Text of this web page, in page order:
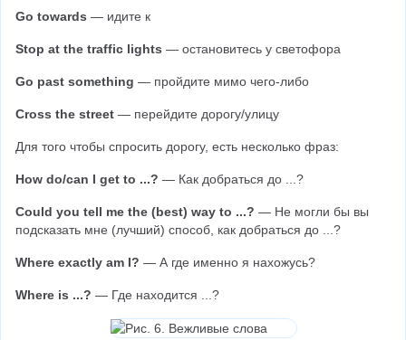
Go towards — идите к
Stop at the traffic lights — остановитесь у светофора
Go past something — пройдите мимо чего-либо
Cross the street — перейдите дорогу/улицу
Для того чтобы спросить дорогу, есть несколько фраз:
How do/can I get to ...? — Как добраться до ...?
Could you tell me the (best) way to ...? — Не могли бы вы
подсказать мне (лучший) способ, как добраться до ...?
Where exactly am I? — А где именно я нахожусь?
Where is ...? — Где находится ...?